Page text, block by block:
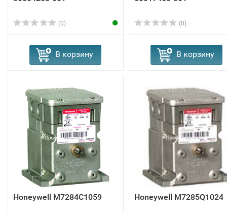
(0)
В корзину
(0)
В корзину
Honeywell M7284C1059 Honeywell M7285Q1024